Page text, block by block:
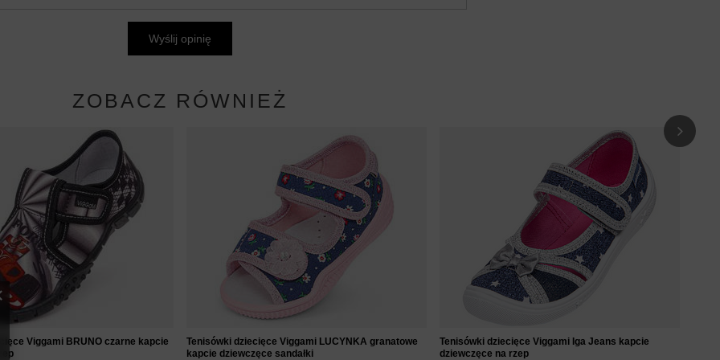
Wyślij opinię
ZOBACZ RÓWNIEŻ
Viggami BRUNO czarne kapcie
Tenisówki dziecięce Viggami LUCYNKA granatowe
kapcie dziewczęce sandałki
Tenisówki dziecięce Viggami Iga Jeans kapcie
dziewczęce na rzep